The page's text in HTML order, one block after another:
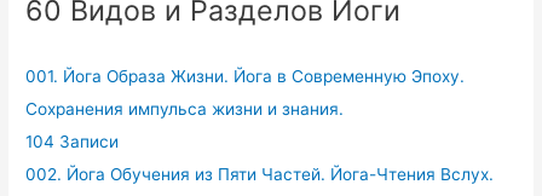
60 Видов и Разделов Йоги
001. Йога Образа Жизни. Йога в Современную Эпоху.
Сохранения импульса жизни и знания.
104 Записи
002. Йога Обучения из Пяти Частей. Йога-Чтения Вслух.